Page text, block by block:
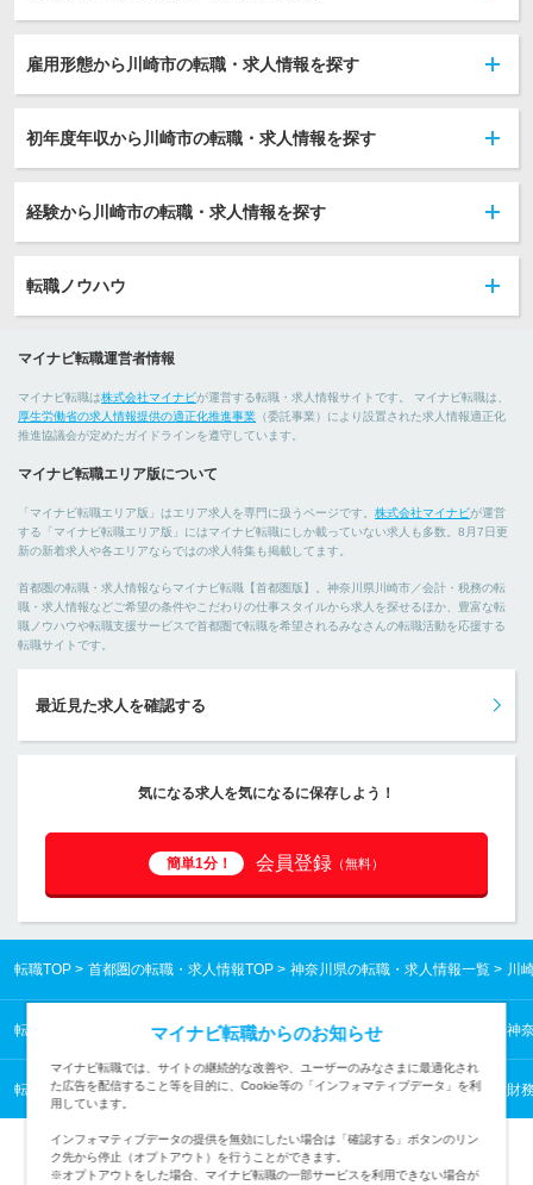
雇用形態から川崎市の転職・求人情報を探す
初年度年収から川崎市の転職・求人情報を探す
経験から川崎市の転職・求人情報を探す
転職ノウハウ
マイナビ転職運営者情報
マイナビ転職は株式会社マイナビが運営する転職・求人情報サイトです。 マイナビ転職は、
厚生労働省の求人情報提供の適正化推進事業 （委託事業）により設置された求人情報適正化
推進協議会が定めたガイドラインを遵守しています。
マイナビ転職エリア版について
「マイナビ転職エリア版」はエリア求人を専門に扱うページです。 株式会社マイナビが運営
する「マイナビ転職エリア版」にはマイナビ転職にしか載っていない求人も多数。8月7日更
新の新着求人や各エリアならではの求人特集も掲載してます。
首都圏の転職・求人情報ならマイナビ転職【首都圏版】。神奈川県川崎市／会計・税務の転
職・求人情報などご希望の条件やこだわりの仕事スタイルから求人を探せるほか、豊富な転
職ノウハウや転職支援サービスで首都圏で転職を希望されるみなさんの転職活動を応援する
転職サイトです。
最近見た求人を確認する
気になる求人を気になるに保存しよう！
簡単1分！ 会員登録 （無料）
転職TOP 首都圏の転職・求人情報TOP 神奈川県の転職・求人情報一覧 川
転職TOP 首都圏の転職・求人情報TOP 神奈川県の転職・求人情報一覧 神
転職TOP 管理・事務から探す 管理・事務の転職・求人情報一覧 経理・財
マイナビ転職からのお知らせ
マイナビ転職では、サイトの継続的な改善や、ユーザーのみなさまに最適化され
た広告を配信すること等を目的に、Cookie等の「インフォマティブデータ」を利
用しています。
インフォマティブデータの提供を無効にしたい場合は「確認する」ボタンのリン
ク先から停止（オプトアウト）を行うことができます。
※オプトアウトをした場合、マイナビ転職の一部サービスを利用できない場合が